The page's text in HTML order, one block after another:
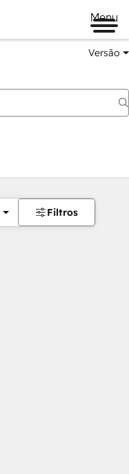
Menu
Versão
Filtros